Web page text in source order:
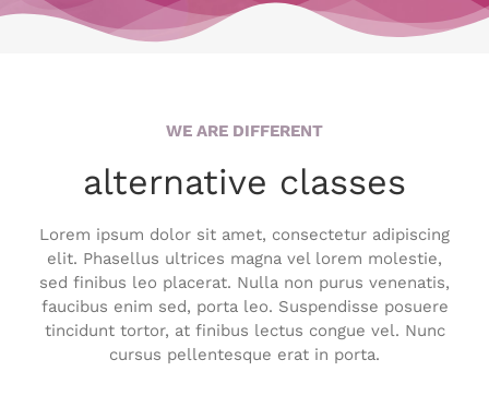
WE ARE DIFFERENT
alternative classes
Lorem ipsum dolor sit amet, consectetur adipiscing
elit. Phasellus ultrices magna vel lorem molestie,
sed finibus leo placerat. Nulla non purus venenatis,
faucibus enim sed, porta leo. Suspendisse posuere
tincidunt tortor, at finibus lectus congue vel. Nunc
cursus pellentesque erat in porta.